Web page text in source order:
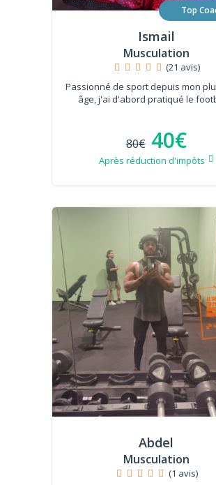
Top
Ismail
Musculation
(21 avis)
Passionné de sport depuis mon
âge, j'ai d'abord pratiqué le
80€ 40€
Après réduction d'impôts
Abdel
Musculation
(1 avis)